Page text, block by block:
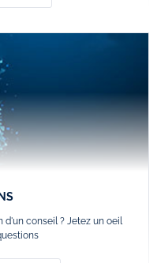
d'un conseil ? Jetez un oeil